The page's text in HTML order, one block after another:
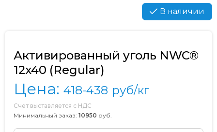
В наличии
Активированный уголь NWC®
12x40 (Regular)
Цена: 418-438 руб/кг
Счет выставляется с НДС
Минимальный заказ: 10950 руб.